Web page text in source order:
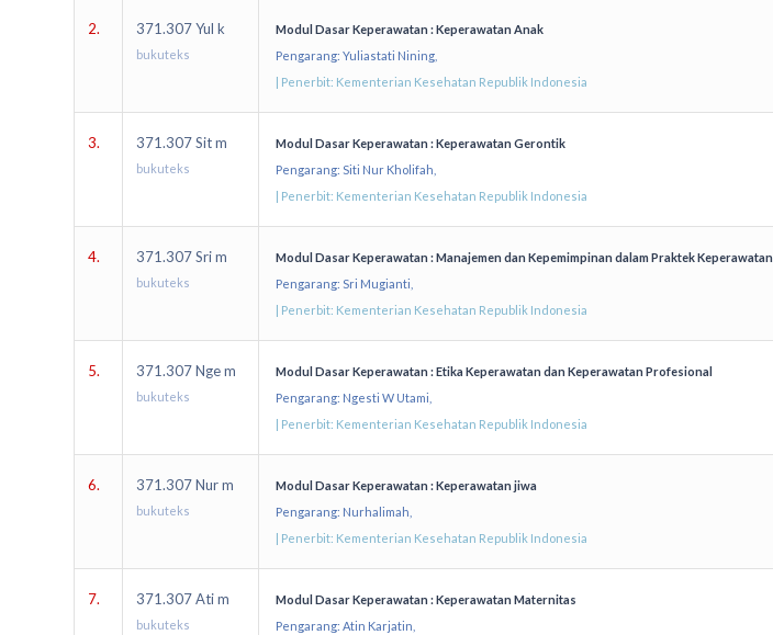
2. 371.307 Yul k
bukuteks
Modul Dasar Keperawatan : Keperawatan Anak
Pengarang: Yuliastati Nining,
| Penerbit: Kementerian Kesehatan Republik Indonesia
3. 371.307 Sit m
bukuteks
Modul Dasar Keperawatan : Keperawatan Gerontik
Pengarang: Siti Nur Kholifah,
| Penerbit: Kementerian Kesehatan Republik Indonesia
4. 371.307 Sri m
bukuteks
Modul Dasar Keperawatan : Manajemen dan Kepemimpinan dalam Praktek Keperawatan
Pengarang: Sri Mugianti,
| Penerbit: Kementerian Kesehatan Republik Indonesia
5. 371.307 Nge m
bukuteks
Modul Dasar Keperawatan : Etika Keperawatan dan Keperawatan Profesional
Pengarang: Ngesti W Utami,
| Penerbit: Kementerian Kesehatan Republik Indonesia
6. 371.307 Nur m
bukuteks
Modul Dasar Keperawatan : Keperawatan jiwa
Pengarang: Nurhalimah,
| Penerbit: Kementerian Kesehatan Republik Indonesia
7. 371.307 Ati m
bukuteks
Modul Dasar Keperawatan : Keperawatan Maternitas
Pengarang: Atin Karjatin,